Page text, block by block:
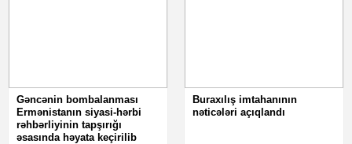
Gəncənin bombalanması
Ermənistanın siyasi-hərbi
rəhbərliyinin tapşırığı
əsasında həyata keçirilib
Buraxılış imtahanının
nəticələri açıqlandı